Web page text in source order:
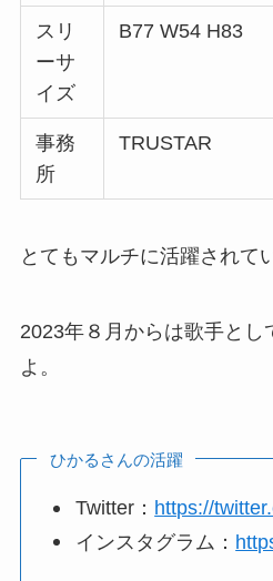
スリ
ーサ
イズ
B77 W54 H83
事務
所
TRUSTAR
とてもマルチに活躍されて
2023年８月からは歌手とし
よ。
ひかるさんの活躍
Twitter： https://
インスタグラム：